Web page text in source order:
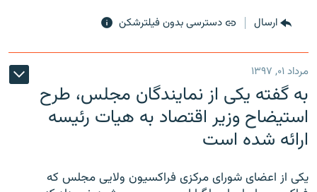
ارسال دسترسی بدون فیلترشکن
مرداد ۰۱, ۱۳۹۷
به گفته یکی از نمایندگان مجلس، طرح
استیضاح وزیر اقتصاد به هیات رئیسه
ارائه شده است
یکی از اعضای شورای مرکزی فراکسیون ولایی مجلس که